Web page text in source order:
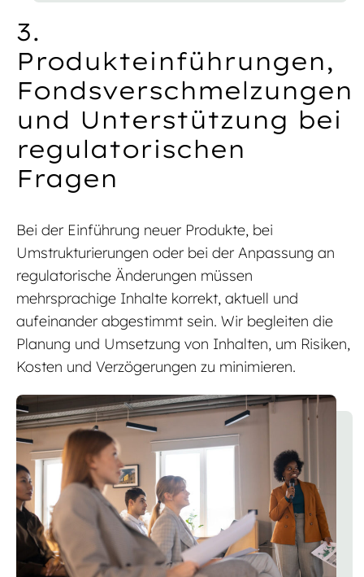
3.
Produkteinführungen,
Fondsverschmelzungen
und Unterstützung bei
regulatorischen
Fragen
Bei der Einführung neuer Produkte, bei
Umstrukturierungen oder bei der Anpassung an
regulatorische Änderungen müssen
mehrsprachige Inhalte korrekt, aktuell und
aufeinander abgestimmt sein. Wir begleiten die
Planung und Umsetzung von Inhalten, um Risiken,
Kosten und Verzögerungen zu minimieren.